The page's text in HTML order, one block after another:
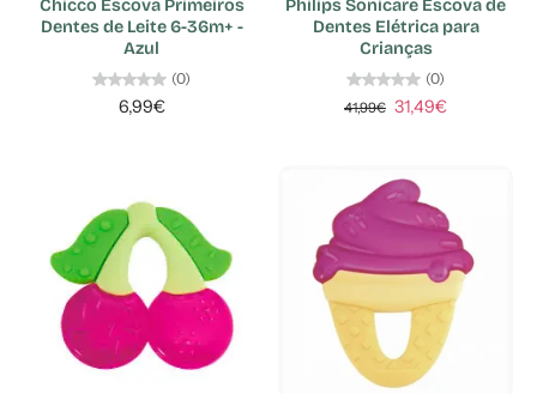
Chicco Escova Primeiros
Dentes de Leite 6-36m+ -
Azul
(0)
6,99€
Philips Sonicare Escova de
Dentes Elétrica para
Crianças
(0)
41,99€ 31,49€